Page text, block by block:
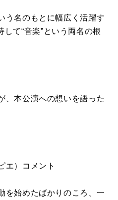
名のもとに幅広く活躍す
て“音楽”という両名の根
本公演への想いを語った
）コメント
始めたばかりのころ、一